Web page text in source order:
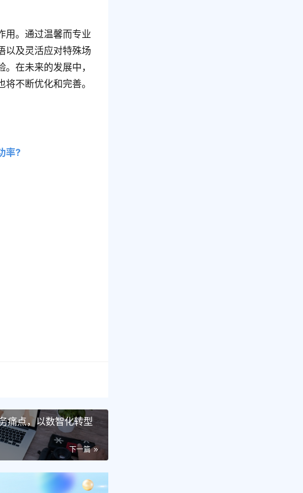
用。通过温馨而专业
以及灵活应对特殊场
在未来的发展中，
不断优化和完善。
率?
痛点，以数智化转型
下一篇